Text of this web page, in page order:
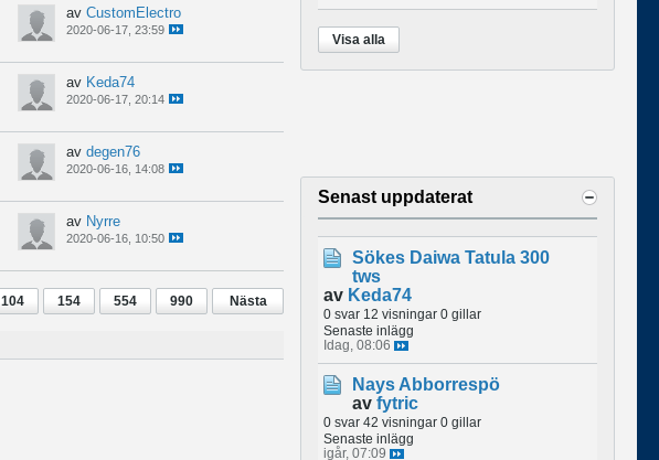
av CustomElectro
2020-06-17, 23:59
av Keda74
2020-06-17, 20:14
av degen76
2020-06-16, 14:08
av Nyrre
2020-06-16, 10:50
104 154 554 990 Nästa
Visa alla
Senast uppdaterat
Sökes Daiwa Tatula 300
tws
av Keda74
0 svar 12 visningar 0 gillar
Senaste inlägg
Idag, 08:06
Nays Abborrespö
av fytric
0 svar 42 visningar 0 gillar
Senaste inlägg
igår, 07:09